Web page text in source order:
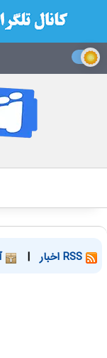
|